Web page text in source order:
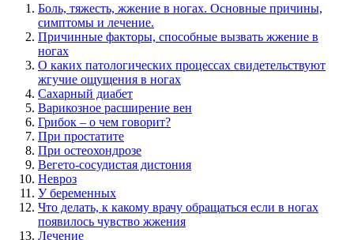
Боль, тяжесть, жжение в ногах. Основные причины,
симптомы и лечение.
Причинные факторы, способные вызвать жжение в
ногах
О каких патологических процессах свидетельствуют
жгучие ощущения в ногах
Сахарный диабет
Варикозное расширение вен
Грибок – о чем говорит?
При простатите
При остеохондрозе
Вегето-сосудистая дистония
Невроз
У беременных
Что делать, к какому врачу обращаться если в ногах
появилось чувство жжения
Лечение